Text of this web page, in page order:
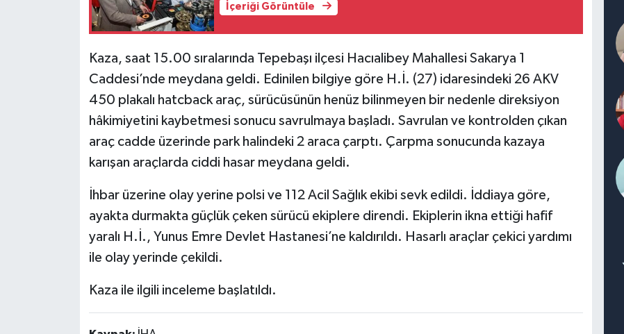
İçeriği Görüntüle
Kaza, saat 15.00 sıralarında Tepebaşı ilçesi Hacıalibey Mahallesi Sakarya 1
Caddesi’nde meydana geldi. Edinilen bilgiye göre H.İ. (27) idaresindeki 26 AKV
450 plakalı hatcback araç, sürücüsünün henüz bilinmeyen bir nedenle direksiyon
hâkimiyetini kaybetmesi sonucu savrulmaya başladı. Savrulan ve kontrolden çıkan
araç cadde üzerinde park halindeki 2 araca çarptı. Çarpma sonucunda kazaya
karışan araçlarda ciddi hasar meydana geldi.
İhbar üzerine olay yerine polsi ve 112 Acil Sağlık ekibi sevk edildi. İddiaya göre,
ayakta durmakta güçlük çeken sürücü ekiplere direndi. Ekiplerin ikna ettiği hafif
yaralı H.İ., Yunus Emre Devlet Hastanesi’ne kaldırıldı. Hasarlı araçlar çekici yardımı
ile olay yerinde çekildi.
Kaza ile ilgili inceleme başlatıldı.